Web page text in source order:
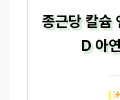
종근당 칼슘
D 아
[